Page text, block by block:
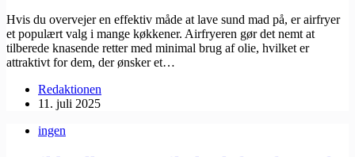
Hvis du overvejer en effektiv måde at lave sund mad på, er ​airfryer
et populært valg i mange køkkener. Airfryeren gør det nemt at
tilberede knasende retter med minimal brug af olie, hvilket er
attraktivt for dem, der ønsker et…
Redaktionen
11. juli 2025
ingen